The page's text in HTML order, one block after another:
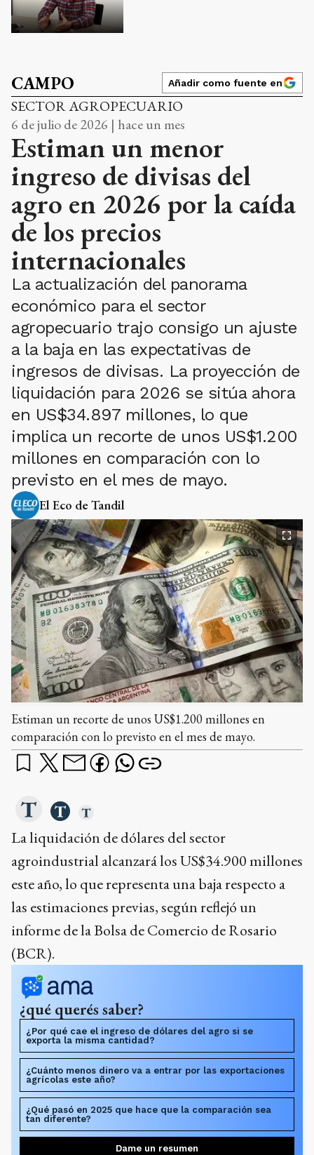
CAMPO Añadir como fuente en
SECTOR AGROPECUARIO
6 de julio de 2026 | hace un mes
Estiman un menor
ingreso de divisas del
agro en 2026 por la caída
de los precios
internacionales
La actualización del panorama
económico para el sector
agropecuario trajo consigo un ajuste
a la baja en las expectativas de
ingresos de divisas. La proyección de
liquidación para 2026 se sitúa ahora
en US$34.897 millones, lo que
implica un recorte de unos US$1.200
millones en comparación con lo
previsto en el mes de mayo.
El Eco de Tandil
Estiman un recorte de unos US$1.200 millones en
comparación con lo previsto en el mes de mayo.
La liquidación de dólares del sector
agroindustrial alcanzará los US$34.900 millones
este año, lo que representa una baja respecto a
las estimaciones previas, según reflejó un
informe de la Bolsa de Comercio de Rosario
(BCR).
¿qué querés saber?
¿Por qué cae el ingreso de dólares del agro si se
exporta la misma cantidad?
¿Cuánto menos dinero va a entrar por las exportaciones
agrícolas este año?
¿Qué pasó en 2025 que hace que la comparación sea
tan diferente?
Dame un resumen